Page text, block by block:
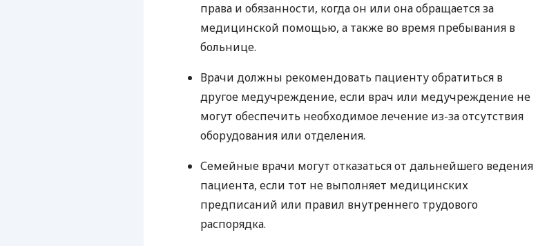
права и обязанности, когда он или она обращается за
медицинской помощью, а также во время пребывания в
больнице.
Врачи должны рекомендовать пациенту обратиться в
другое медучреждение, если врач или медучреждение не
могут обеспечить необходимое лечение из-за отсутствия
оборудования или отделения.
Семейные врачи могут отказаться от дальнейшего ведения
пациента, если тот не выполняет медицинских
предписаний или правил внутреннего трудового
распорядка.